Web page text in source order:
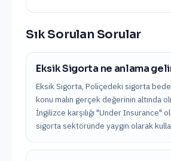
Sık Sorulan Sorular
Eksik Sigorta ne anlama
Eksik Sigorta, Poliçedeki sigorta
konu malın gerçek değerinin altında
İngilizce karşılığı "Under Insurance"
sigorta sektöründe yaygın olarak